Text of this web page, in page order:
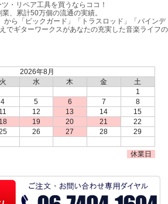
・リペア工具を買うならココ！
、累計50万個の流通の実績。
から「ピックガード」「トラスロッド」「バインデ
でギターワークスがあなたの充実した音楽ライフの
2026年8月
火 水 木 金
土
1
4 5 6 7
8
11 12 13 14
15
18 19 20 21
22
26 27 28
29
休業日